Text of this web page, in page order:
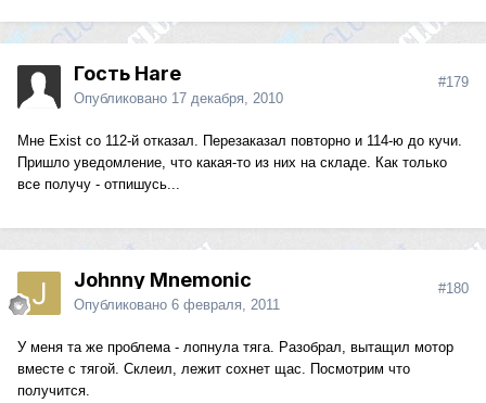
Гость Hare
Опубликовано 17 декабря, 2010
#179
Мне Exist со 112-й отказал. Перезаказал повторно и 114-ю до кучи.
Пришло уведомление, что какая-то из них на складе. Как только
все получу - отпишусь...
Johnny Mnemonic
Опубликовано 6 февраля, 2011
#180
У меня та же проблема - лопнула тяга. Разобрал, вытащил мотор
вместе с тягой. Склеил, лежит сохнет щас. Посмотрим что
получится.